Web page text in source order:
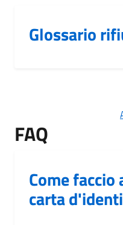
Glossario
FAQ
Come
carta